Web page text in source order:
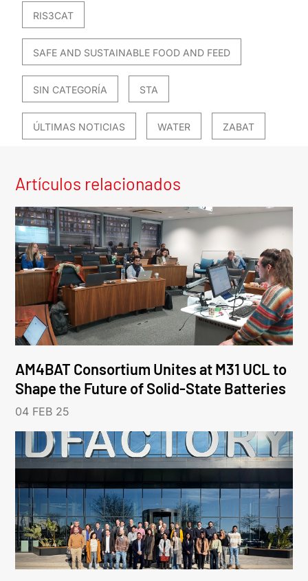
RIS3CAT
SAFE AND SUSTAINABLE FOOD AND FEED
SIN CATEGORÍA STA
ÚLTIMAS NOTICIAS WATER ZABAT
Artículos relacionados
AM4BAT Consortium Unites at M31 UCL to
Shape the Future of Solid-State Batteries
04 FEB 25